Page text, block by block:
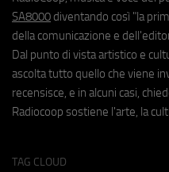
SA8000 diventando così "la
della comunicazione e
Dal punto di vista artistico e
ascolta tutto quello che viene
recensisce, e in alcuni casi,
Radiocoop sostiene l'arte, la
TAG CLOUD